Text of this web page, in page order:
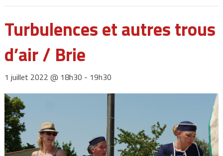
Turbulences et autres trous
d’air / Brie
1 juillet 2022 @ 18h30 - 19h30